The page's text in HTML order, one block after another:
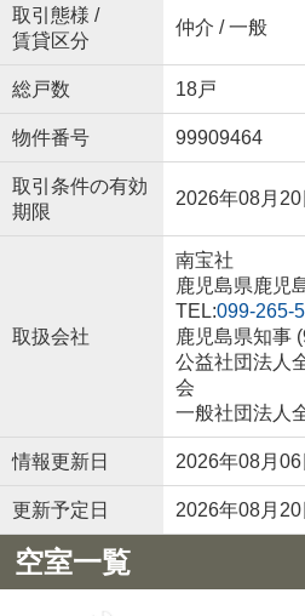
取引態様 /
賃貸区分
仲介 / 一般
総戸数 18戸
物件番号 99909464
取引条件の有効
期限
2026年08月20
取扱会社
南宝社
鹿児島県鹿児
TEL:099-265-
鹿児島県知事
公益社団法人
会
一般社団法人
情報更新日 2026年08月06
更新予定日 2026年08月20
空室一覧